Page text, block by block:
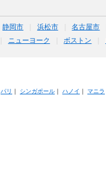
静岡市 浜松市 名古屋市
ニューヨーク ボストン
パリ ｜ シンガポール｜ ハノイ ｜ マニラ